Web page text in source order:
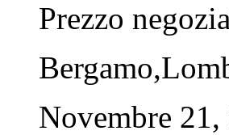
Prezzo
Novembre 21,